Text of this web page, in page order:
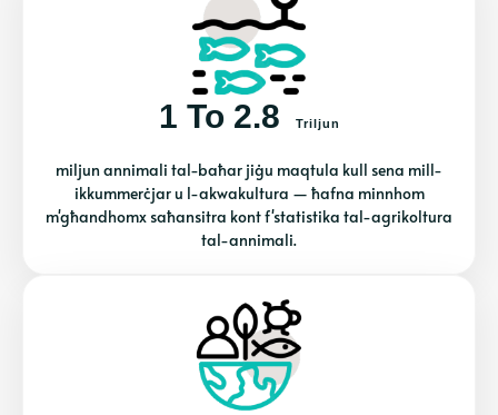
1 To 2.8 Triljun
miljun annimali tal-baħar jiġu maqtula kull sena mill-
ikkummerċjar u l-akwakultura — ħafna minnhom
m'għandhomx saħansitra kont f'statistika tal-agrikoltura
tal-annimali.